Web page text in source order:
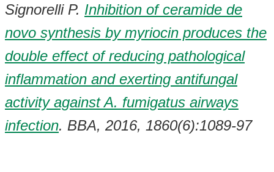
Signorelli P. Inhibition of ceramide de
novo synthesis by myriocin produces the
double effect of reducing pathological
inflammation and exerting antifungal
activity against A. fumigatus airways
infection. BBA, 2016, 1860(6):1089-97